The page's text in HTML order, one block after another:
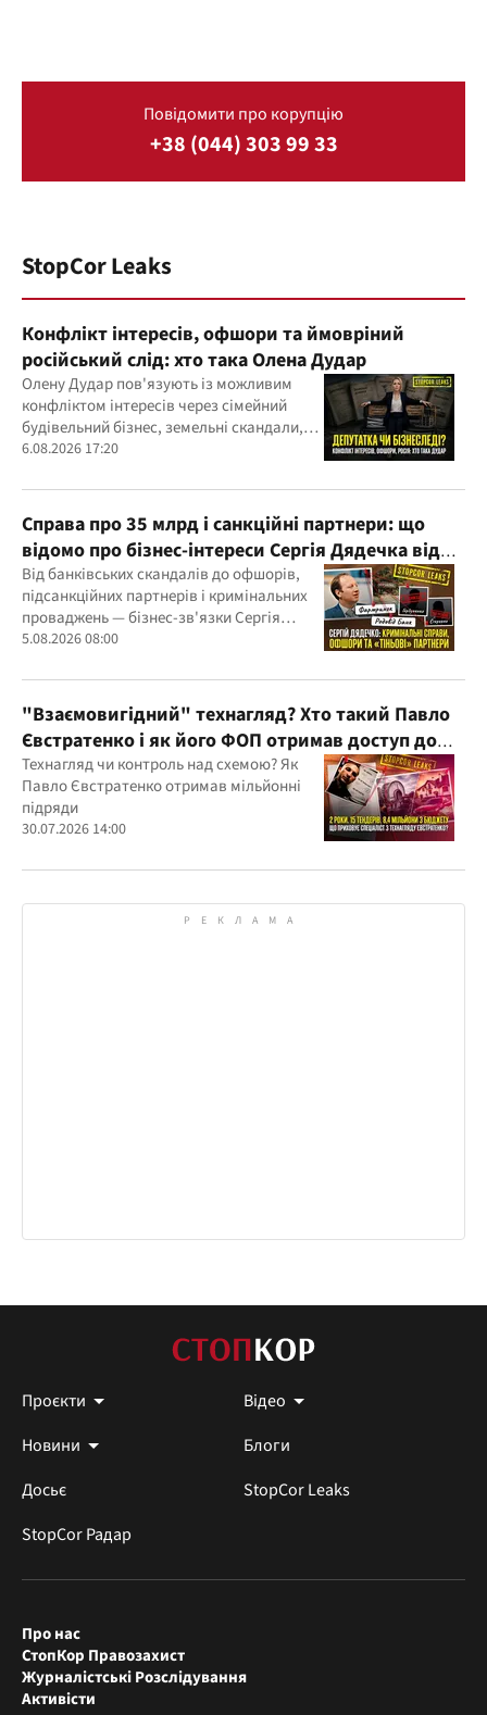
Повідомити про корупцію
+38 (044) 303 99 33
StopCor Leaks
Конфлікт інтересів, офшори та ймовріний
російський слід: хто така Олена Дудар
Олену Дудар пов'язують із можливим
конфліктом інтересів через сімейний
будівельний бізнес, земельні скандали,
судові справи
6.08.2026 17:20
Справа про 35 млрд і санкційні партнери: що
відомо про бізнес-інтереси Сергія Дядечка від
"Родовід Банку" до "ФАРМАСЕЛ"
Від банківських скандалів до офшорів,
підсанкційних партнерів і кримінальних
проваджень — бізнес-зв'язки Сергія
Дядечка й досі простягаються через
5.08.2026 08:00
"Взаємовигідний" технагляд? Хто такий Павло
Євстратенко і як його ФОП отримав доступ до
бюджетних мільйонів?
Технагляд чи контроль над схемою? Як
Павло Євстратенко отримав мільйонні
підряди
30.07.2026 14:00
Проєкти
Відео
Новини
Блоги
Досьє
StopCor Leaks
StopCor Радар
Про нас
СтопКор Правозахист
Журналістські Розслідування
Активісти